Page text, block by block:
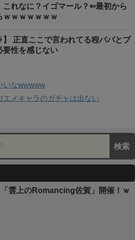
これなに？イゴマール？⇐最初から
ｗｗｗｗｗｗｗ
】 正直ここで言われてる程パパとブ
要性を感じない
いなwwwww
エメキャラのガチャは出ない
「雲上のRomancing佐賀」開催！ｗ